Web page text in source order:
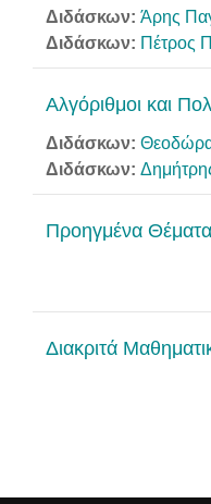
Διδάσκων: Άρης
Διδάσκων: Πέτρος
Αλγόριθμοι και
Διδάσκων:
Διδάσκων:
Προηγμένα
Διακριτά